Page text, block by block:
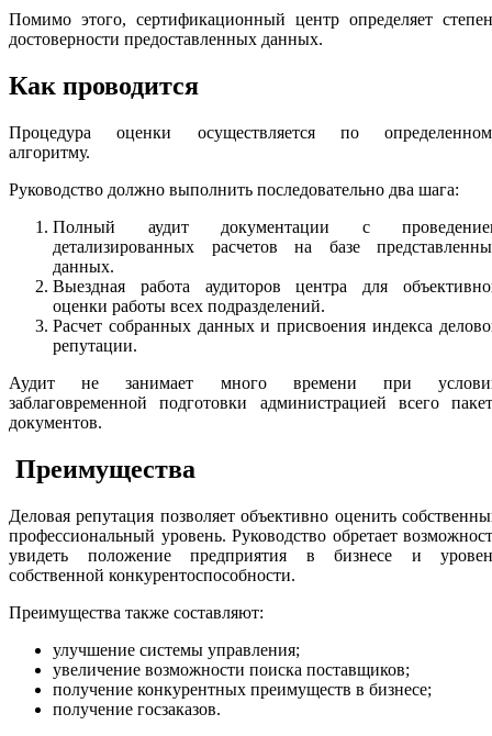
Помимо этого, сертификационный центр определяет
достоверности предоставленных данных.
Как проводится
Процедура оценки осуществляется по
алгоритму.
Руководство должно выполнить последовательно два шага:
Полный аудит документации с
детализированных расчетов на базе
данных.
Выездная работа аудиторов центра для
оценки работы всех подразделений.
Расчет собранных данных и присвоения индекса
репутации.
Аудит не занимает много времени при
заблаговременной подготовки администрацией всего
документов.
Преимущества
Деловая репутация позволяет объективно оценить
профессиональный уровень. Руководство обретает
увидеть положение предприятия в бизнесе и
собственной конкурентоспособности.
Преимущества также составляют:
улучшение системы управления;
увеличение возможности поиска поставщиков;
получение конкурентных преимуществ в бизнесе;
получение госзаказов.